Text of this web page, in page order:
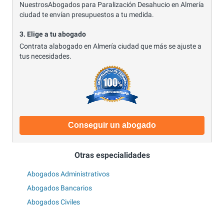
NuestrosAbogados para Paralización Desahucio en Almería
ciudad te envían presupuestos a tu medida.
3. Elige a tu abogado
Contrata alabogado en Almería ciudad que más se ajuste a
tus necesidades.
Conseguir un abogado
Otras especialidades
Abogados Administrativos
Abogados Bancarios
Abogados Civiles